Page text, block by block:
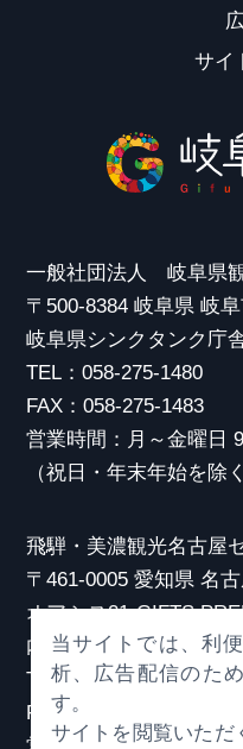
サイ
一般社団法人 岐阜県
〒500-8384 岐阜県 岐
岐阜県シンクタンク庁
TEL：058-275-1480
FAX：058-275-1483
営業時間：月～金曜日
（祝日・年末年始を除く
飛騨・美濃観光名古屋
〒461-0005 愛知県 名
オアシス21 GIFTS
内
TEL：052-253-6185
FAX：052-253-6186
当サイトでは、利
析、広告配信のた
す。
サイトを閲覧いただ